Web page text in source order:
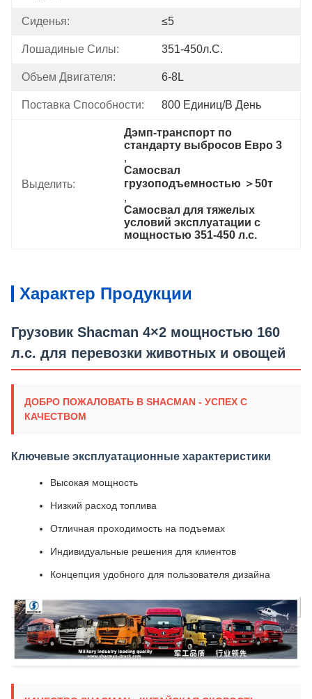
Сиденья: ≤5
Лошадиные Силы: 351-450л.с.
Объем Двигателя: 6-8L
Поставка Способности: 800 Единиц/в День
Выделить:
Дэмп-транспорт по
стандарту выбросов Евро 3
,
Самосвал
грузоподъемностью ＞50т
,
Самосвал для тяжелых
условий эксплуатации с
мощностью 351-450 л.с.
Характер Продукции
Грузовик Shacman 4×2 мощностью 160
л.с. для перевозки животных и овощей
ДОБРО ПОЖАЛОВАТЬ В SHACMAN - УСПЕХ С
КАЧЕСТВОМ
Ключевые эксплуатационные характеристики
Высокая мощность
Низкий расход топлива
Отличная проходимость на подъемах
Индивидуальные решения для клиентов
Концепция удобного для пользователя дизайна